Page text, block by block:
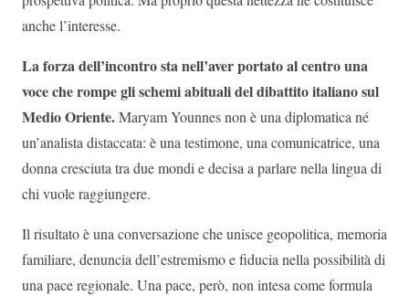
anche l’interesse.
La forza dell’incontro sta nell’aver portato al centro una
voce che rompe gli schemi abituali del dibattito italiano sul
Medio Oriente.Maryam Younnes non è una diplomatica né
un’analista distaccata: è una testimone, una comunicatrice, una
donna cresciuta tra due mondi e decisa a parlare nella lingua di
chi vuole raggiungere.
Il risultato è una conversazione che unisce geopolitica, memoria
familiare, denuncia dell’estremismo e fiducia nella possibilità di
una pace regionale. Una pace, però, non intesa come formula